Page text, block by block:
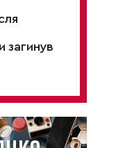
загинув